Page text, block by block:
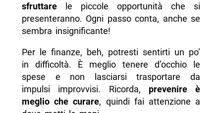
sfruttarele piccole opportunità che si
presenteranno. Ogni passo conta, anche se
sembra insignificante!
Per le finanze, beh, potresti sentirti un po’
in difficoltà. È meglio tenere d’occhio le
spese e non lasciarsi trasportare da
impulsi improvvisi. Ricorda, prevenire è
meglio che curare, quindi fai attenzione a